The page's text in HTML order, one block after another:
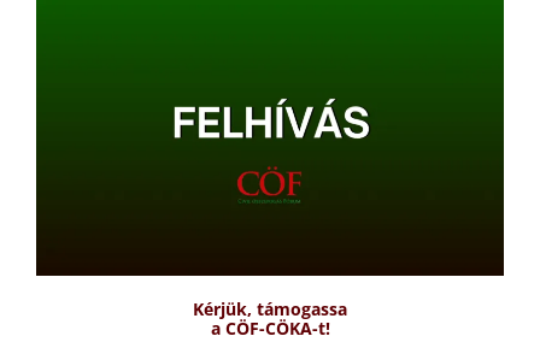
Kérjük, támogassa
a CÖF-CÖKA-t!